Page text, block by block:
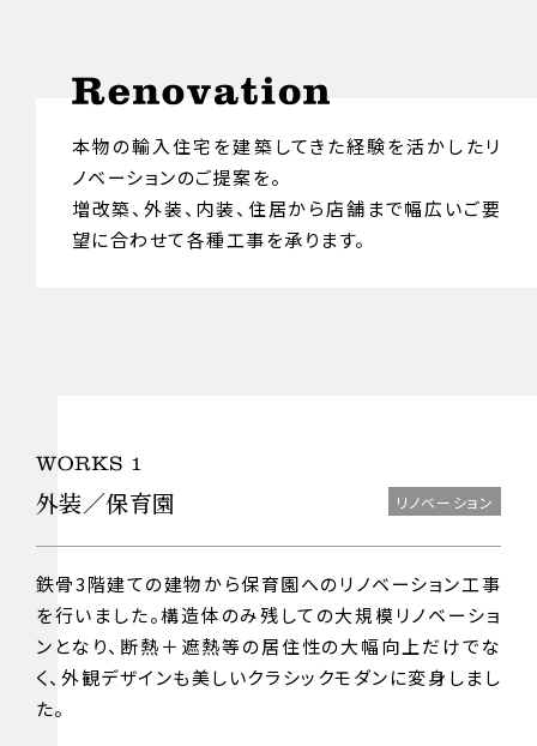
本物の輸入住宅を建築してきた経験を活かしたリ
ノベーションのご提案を。
増改築、外装、内装、住居から店舗まで幅広いご要
望に合わせて各種工事を承ります。
外装／保育園 リノベーション
鉄骨3階建ての建物から保育園へのリノベーション工事
を行いました。構造体のみ残しての大規模リノベーショ
ンとなり、断熱＋遮熱等の居住性の大幅向上だけでな
く、外観デザインも美しいクラシックモダンに変身しまし
た。